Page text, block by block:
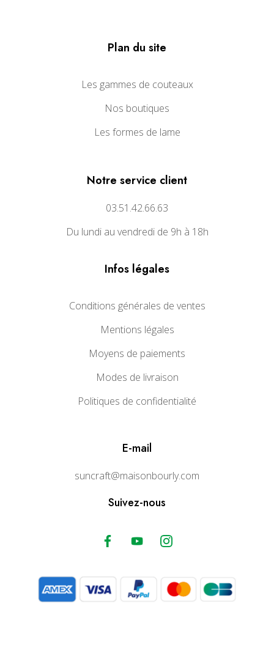
Plan du site
Les gammes de couteaux
Nos boutiques
Les formes de lame
Notre service client
03.51.42.66.63
Du lundi au vendredi de 9h à 18h
Infos légales
Conditions générales de ventes
Mentions légales
Moyens de paiements
Modes de livraison
Politiques de confidentialité
E-mail
suncraft@maisonbourly.com
Suivez-nous